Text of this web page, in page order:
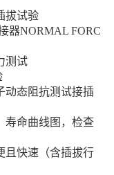
拔试验
器NORMAL FORC
测试
态阻抗测试接插
寿命曲线图，检查
且快速（含插拔行